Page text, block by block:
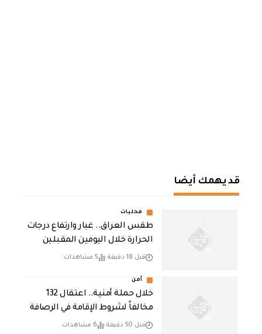
قد يهمك أيضا
محليات
طقس العراق.. غبار وارتفاع درجات
الحرارة خلال اليومين المقبلين
قبل 18 دقيقة 5 مشاهدات
أمن
خلال حملة أمنية.. اعتقال 132
مخالفاً لشروط الإقامة في الرصافة
قبل 50 دقيقة 6 مشاهدات